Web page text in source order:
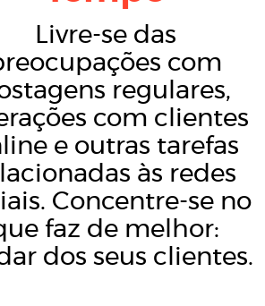
Livre-se das
com
regulares,
com clientes
e outras tarefas
às redes
Concentre-se no
faz de melhor:
dos seus clientes.